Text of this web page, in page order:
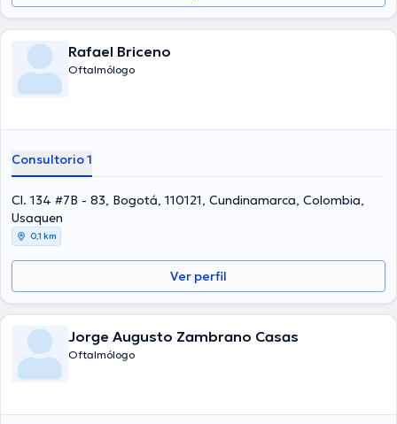
Rafael Briceno
Oftalmólogo
Consultorio 1
Cl. 134 #7B - 83, Bogotá, 110121, Cundinamarca, Colombia,
Usaquen
0,1 km
Ver perfil
Jorge Augusto Zambrano Casas
Oftalmólogo